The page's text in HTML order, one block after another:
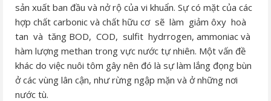
sản xuất ban đầu và nở rộ của vi khuẩn. Sự có mặt của các
hợp chất carbonic và chất hữu cơ sẽ làm giảm ôxy hoà
tan và tăng BOD, COD, sulfit hydrrogen, ammoniac và
hàm lượng methan trong vực nước tự nhiên. Một vấn đề
khác do việc nuôi tôm gây nên đó là sự làm lắng đọng bùn
ở các vùng lân cận, như rừng ngập mặn và ở những nơi
nước tù.